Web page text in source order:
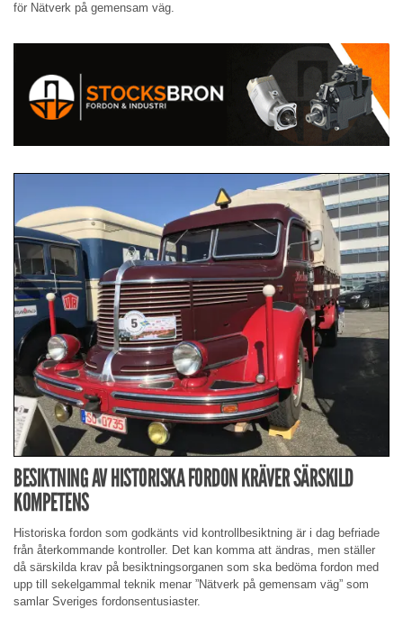
för Nätverk på gemensam väg.
BESIKTNING AV HISTORISKA FORDON KRÄVER SÄRSKILD
KOMPETENS
Historiska fordon som godkänts vid kontrollbesiktning är i dag befriade
från återkommande kontroller. Det kan komma att ändras, men ställer
då särskilda krav på besiktningsorganen som ska bedöma fordon med
upp till sekelgammal teknik menar ”Nätverk på gemensam väg” som
samlar Sveriges fordonsentusiaster.